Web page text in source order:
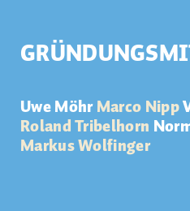
Uwe MöhrMarco Nipp
Roland Tribelhorn
Markus Wolfinger